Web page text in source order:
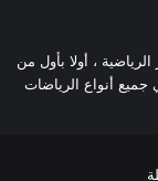
، أولا بأول من
جميع أنواع الرياضات